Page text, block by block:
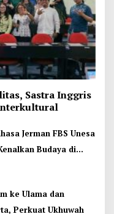
Sastra Inggris
Jerman FBS Unesa
Budaya di
ke Ulama dan
Perkuat Ukhuwah